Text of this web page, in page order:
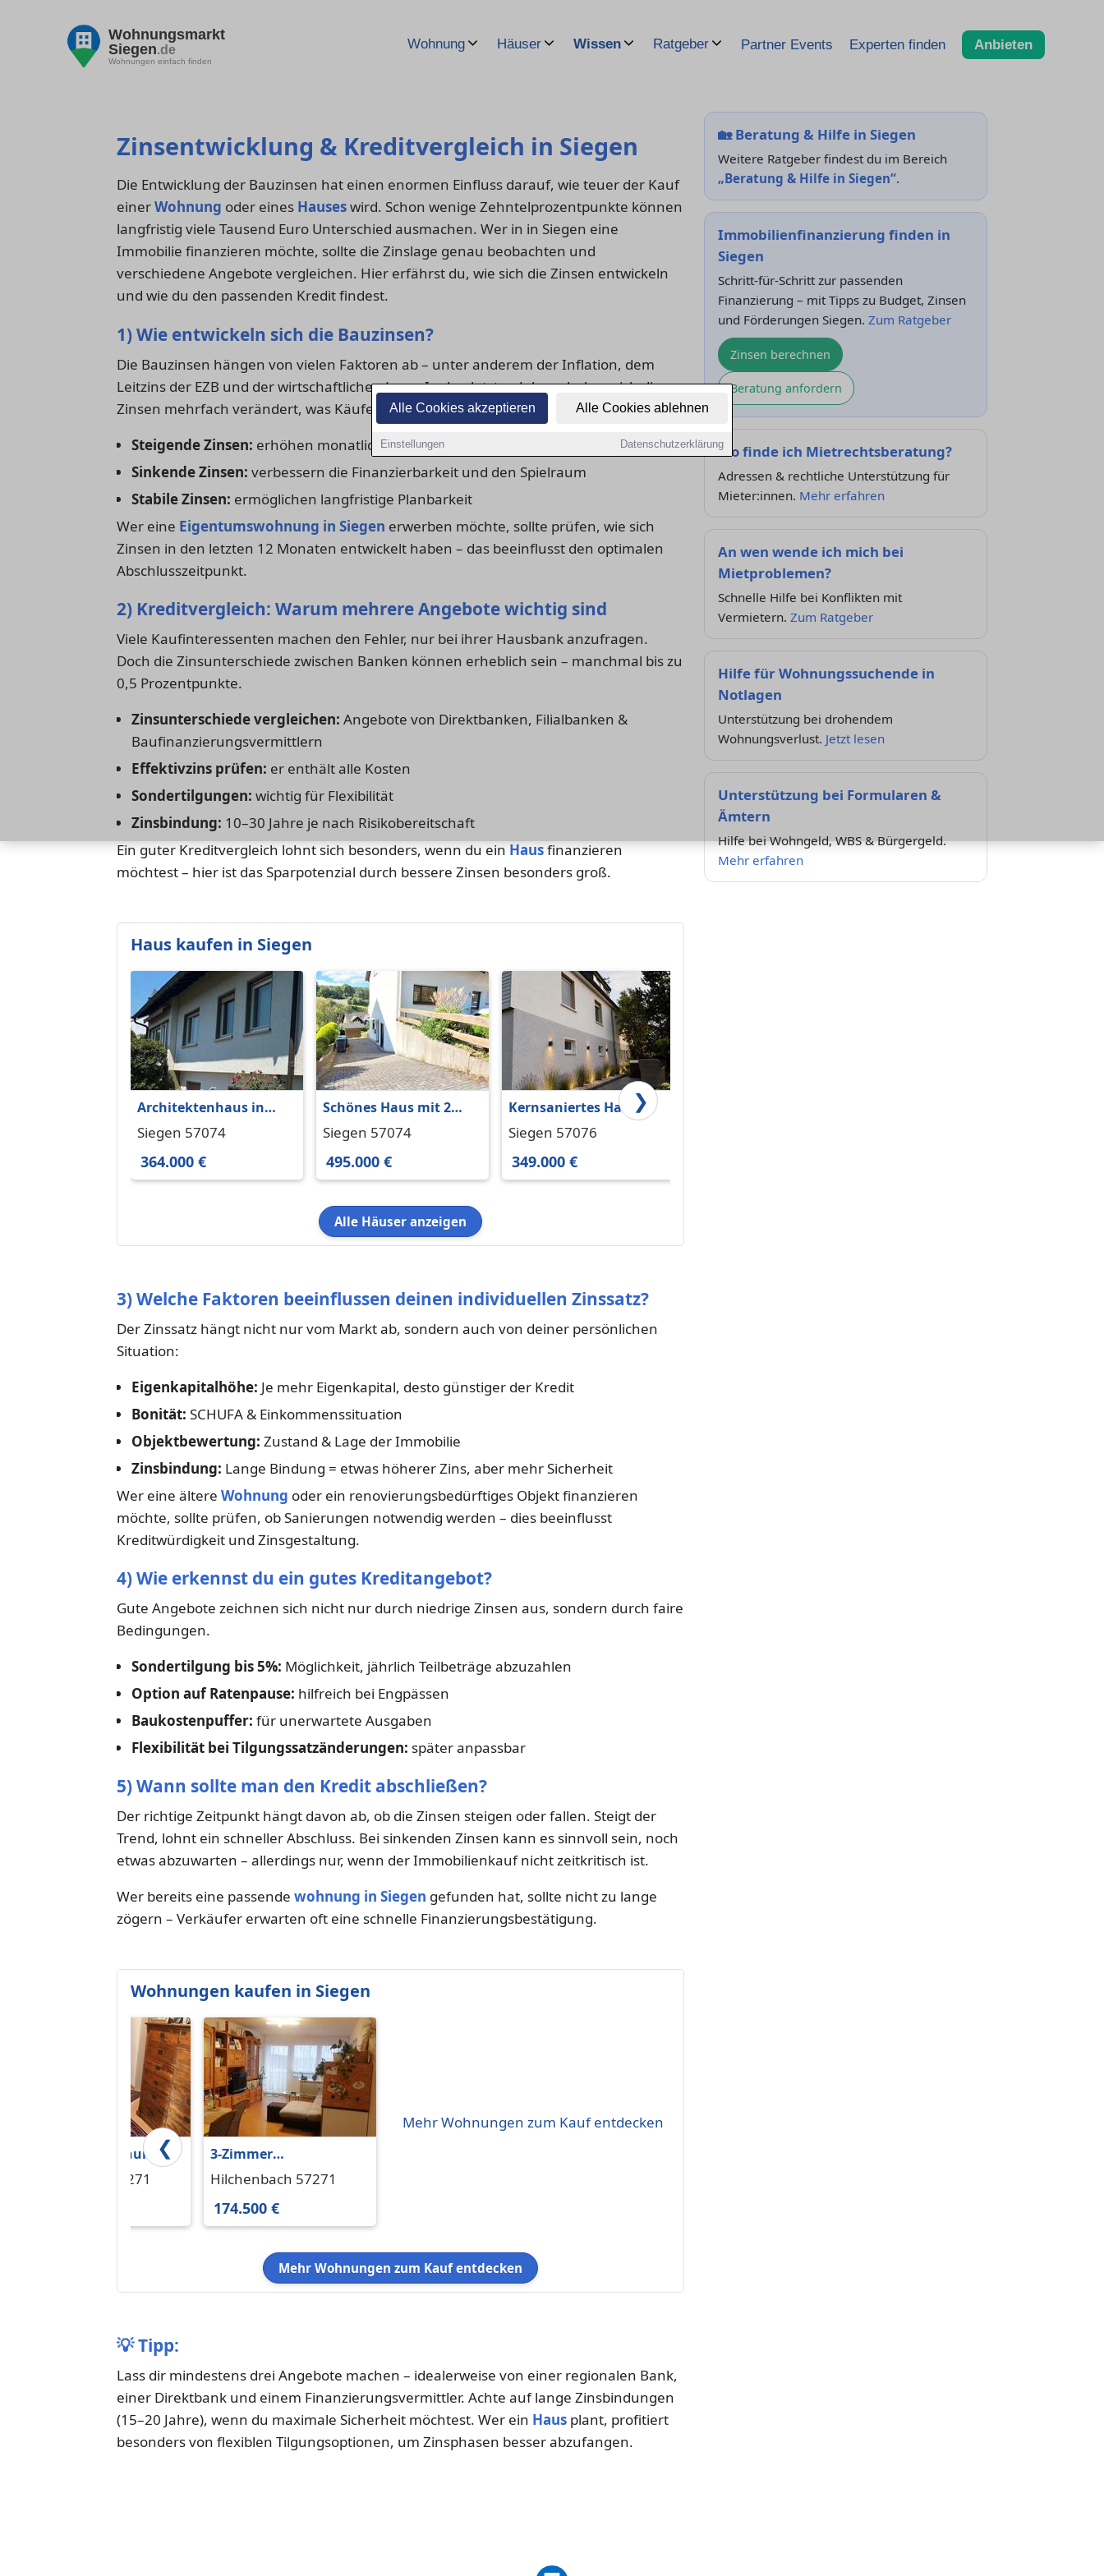
Alle Cookies akzeptieren Alle Cookies ablehnen
Einstellungen Datenschutzerklärung
Wohnungsmarkt
Siegen.de
Wohnungen einfach finden
Wohnung Häuser Wissen Ratgeber Partner Events Experten finden Anbieten
Zinsentwicklung & Kreditvergleich in Siegen
Die Entwicklung der Bauzinsen hat einen enormen Einfluss darauf, wie teuer der Kauf
einerWohnung oder eines Hauseswird. Schon wenige Zehntelprozentpunkte können
langfristig viele Tausend Euro Unterschied ausmachen. Wer in in Siegen eine
Immobilie finanzieren möchte, sollte die Zinslage genau beobachten und
verschiedene Angebote vergleichen. Hier erfährst du, wie sich die Zinsen entwickeln
und wie du den passenden Kredit findest.
1) Wie entwickeln sich die Bauzinsen?
Die Bauzinsen hängen von vielen Faktoren ab – unter anderem der Inflation, dem
Leitzins der EZB und der wirtschaftlichen Lage. In den letzten Jahren haben sich die
Zinsen mehrfach verändert, was Käufer:innen vor neue Herausforderungen stellt.
Steigende Zinsen: erhöhen monatliche Raten und Gesamtkosten
Sinkende Zinsen: verbessern die Finanzierbarkeit und den Spielraum
Stabile Zinsen: ermöglichen langfristige Planbarkeit
Wer eine Eigentumswohnung in Siegen erwerben möchte, sollte prüfen, wie sich
Zinsen in den letzten 12 Monaten entwickelt haben – das beeinflusst den optimalen
Abschlusszeitpunkt.
2) Kreditvergleich: Warum mehrere Angebote wichtig sind
Viele Kaufinteressenten machen den Fehler, nur bei ihrer Hausbank anzufragen.
Doch die Zinsunterschiede zwischen Banken können erheblich sein – manchmal bis zu
0,5 Prozentpunkte.
Zinsunterschiede vergleichen: Angebote von Direktbanken, Filialbanken &
Baufinanzierungsvermittlern
Effektivzins prüfen: er enthält alle Kosten
Sondertilgungen: wichtig für Flexibilität
Zinsbindung: 10–30 Jahre je nach Risikobereitschaft
Ein guter Kreditvergleich lohnt sich besonders, wenn du einHausfinanzieren
möchtest – hier ist das Sparpotenzial durch bessere Zinsen besonders groß.
Haus kaufen in Siegen
Architektenhaus in
Toplage –Von Privat,
Potenzial
Siegen 57074
364.000 €
Schönes Haus mit 2
Wohneinheiten in
Siegen 57074
495.000 €
Kernsaniertes Haus mit
Solaranlage & neuem
Siegen 57076
349.000 €
❯
Alle Häuser anzeigen
3) Welche Faktoren beeinflussen deinen individuellen Zinssatz?
Der Zinssatz hängt nicht nur vom Markt ab, sondern auch von deiner persönlichen
Situation:
Eigenkapitalhöhe: Je mehr Eigenkapital, desto günstiger der Kredit
Bonität: SCHUFA & Einkommenssituation
Objektbewertung: Zustand & Lage der Immobilie
Zinsbindung: Lange Bindung = etwas höherer Zins, aber mehr Sicherheit
Wer eine ältere Wohnung oder ein renovierungsbedürftiges Objekt finanzieren
möchte, sollte prüfen, ob Sanierungen notwendig werden – dies beeinflusst
Kreditwürdigkeit und Zinsgestaltung.
4) Wie erkennst du ein gutes Kreditangebot?
Gute Angebote zeichnen sich nicht nur durch niedrige Zinsen aus, sondern durch faire
Bedingungen.
Sondertilgung bis 5%: Möglichkeit, jährlich Teilbeträge abzuzahlen
Option auf Ratenpause: hilfreich bei Engpässen
Baukostenpuffer: für unerwartete Ausgaben
Flexibilität bei Tilgungssatzänderungen: später anpassbar
5) Wann sollte man den Kredit abschließen?
Der richtige Zeitpunkt hängt davon ab, ob die Zinsen steigen oder fallen. Steigt der
Trend, lohnt ein schneller Abschluss. Bei sinkenden Zinsen kann es sinnvoll sein, noch
etwas abzuwarten – allerdings nur, wenn der Immobilienkauf nicht zeitkritisch ist.
Wer bereits eine passende wohnung in Siegen gefunden hat, sollte nicht zu lange
zögern – Verkäufer erwarten oft eine schnelle Finanzierungsbestätigung.
Wohnungen kaufen in Siegen
❮
Eigentumswohnung
Hilchenbach 57271
3-Zimmer
Eigentumswohnung
Keller,PROVISION FREI
Hilchenbach 57271
174.500 €
Mehr Wohnungen zum Kauf entdecken
Mehr Wohnungen zum Kauf entdecken
💡Tipp:
Lass dir mindestens drei Angebote machen – idealerweise von einer regionalen Bank,
einer Direktbank und einem Finanzierungsvermittler. Achte auf lange Zinsbindungen
(15–20 Jahre), wenn du maximale Sicherheit möchtest. Wer ein Haus plant, profitiert
besonders von flexiblen Tilgungsoptionen, um Zinsphasen besser abzufangen.
🏡Beratung & Hilfe in Siegen
Weitere Ratgeber findest du im Bereich
„Beratung & Hilfe in Siegen“.
Immobilienfinanzierung finden in
Siegen
Schritt-für-Schritt zur passenden
Finanzierung – mit Tipps zu Budget, Zinsen
und Förderungen Siegen. Zum Ratgeber
Zinsen berechnen
Beratung anfordern
Wo finde ich Mietrechtsberatung?
Adressen & rechtliche Unterstützung für
Mieter:innen. Mehr erfahren
An wen wende ich mich bei
Mietproblemen?
Schnelle Hilfe bei Konflikten mit
Vermietern. Zum Ratgeber
Hilfe für Wohnungssuchende in
Notlagen
Unterstützung bei drohendem
Wohnungsverlust. Jetzt lesen
Unterstützung bei Formularen &
Ämtern
Hilfe bei Wohngeld, WBS & Bürgergeld.
Mehr erfahren